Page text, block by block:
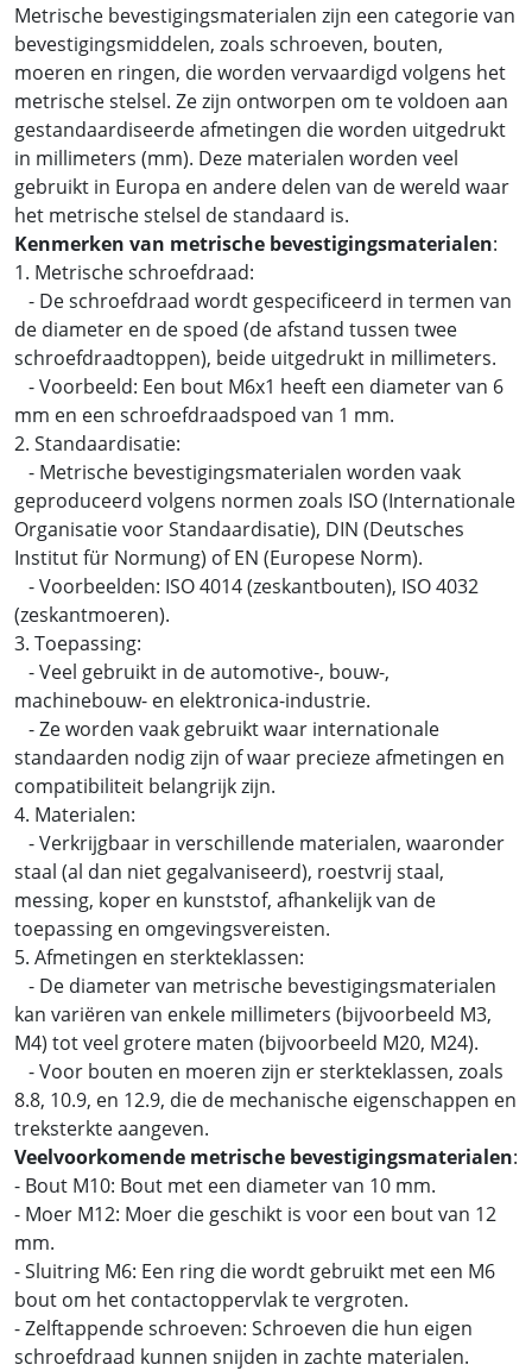
Metrische bevestigingsmaterialen zijn een categorie van
bevestigingsmiddelen, zoals schroeven, bouten,
moeren en ringen, die worden vervaardigd volgens het
metrische stelsel. Ze zijn ontworpen om te voldoen aan
gestandaardiseerde afmetingen die worden uitgedrukt
in millimeters (mm). Deze materialen worden veel
gebruikt in Europa en andere delen van de wereld waar
het metrische stelsel de standaard is.
Kenmerken van metrische bevestigingsmaterialen:
1. Metrische schroefdraad:
- De schroefdraad wordt gespecificeerd in termen van
de diameter en de spoed (de afstand tussen twee
schroefdraadtoppen), beide uitgedrukt in millimeters.
- Voorbeeld: Een bout M6x1 heeft een diameter van 6
mm en een schroefdraadspoed van 1 mm.
2. Standaardisatie:
- Metrische bevestigingsmaterialen worden vaak
geproduceerd volgens normen zoals ISO (Internationale
Organisatie voor Standaardisatie), DIN (Deutsches
Institut für Normung) of EN (Europese Norm).
- Voorbeelden: ISO 4014 (zeskantbouten), ISO 4032
(zeskantmoeren).
3. Toepassing:
- Veel gebruikt in de automotive-, bouw-,
machinebouw- en elektronica-industrie.
- Ze worden vaak gebruikt waar internationale
standaarden nodig zijn of waar precieze afmetingen en
compatibiliteit belangrijk zijn.
4. Materialen:
- Verkrijgbaar in verschillende materialen, waaronder
staal (al dan niet gegalvaniseerd), roestvrij staal,
messing, koper en kunststof, afhankelijk van de
toepassing en omgevingsvereisten.
5. Afmetingen en sterkteklassen:
- De diameter van metrische bevestigingsmaterialen
kan variëren van enkele millimeters (bijvoorbeeld M3,
M4) tot veel grotere maten (bijvoorbeeld M20, M24).
- Voor bouten en moeren zijn er sterkteklassen, zoals
8.8, 10.9, en 12.9, die de mechanische eigenschappen en
treksterkte aangeven.
Veelvoorkomende metrische bevestigingsmaterialen:
- Bout M10: Bout met een diameter van 10 mm.
- Moer M12: Moer die geschikt is voor een bout van 12
mm.
- Sluitring M6: Een ring die wordt gebruikt met een M6
bout om het contactoppervlak te vergroten.
- Zelftappende schroeven: Schroeven die hun eigen
schroefdraad kunnen snijden in zachte materialen.